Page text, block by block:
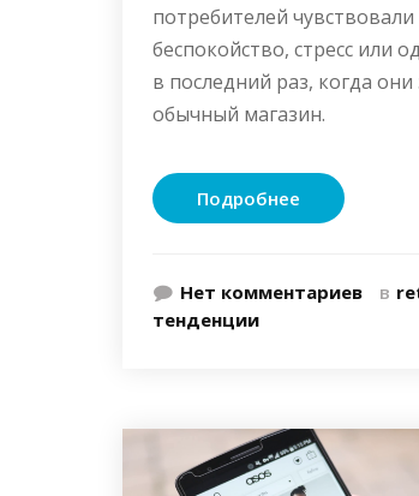
потребителей чувствовали
беспокойство, стресс или
в последний раз, когда
обычный магазин.
Подробнее
Нет комментариев в
тенденции